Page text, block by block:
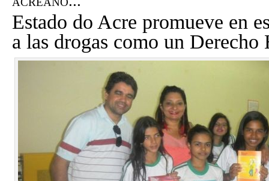
Estado do Acre promueve en
a las drogas como un Derecho